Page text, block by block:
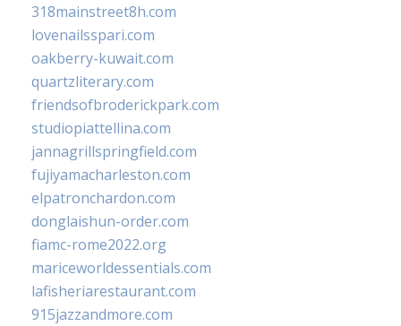
318mainstreet8h.com
lovenailsspari.com
oakberry-kuwait.com
quartzliterary.com
friendsofbroderickpark.com
studiopiattellina.com
jannagrillspringfield.com
fujiyamacharleston.com
elpatronchardon.com
donglaishun-order.com
fiamc-rome2022.org
mariceworldessentials.com
lafisheriarestaurant.com
915jazzandmore.com